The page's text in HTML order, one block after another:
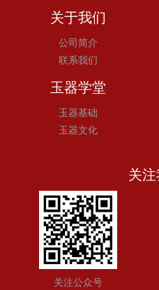
关于我们
公司简介
联系我们
玉器学堂
玉器基础
玉器文化
关
关注公众号